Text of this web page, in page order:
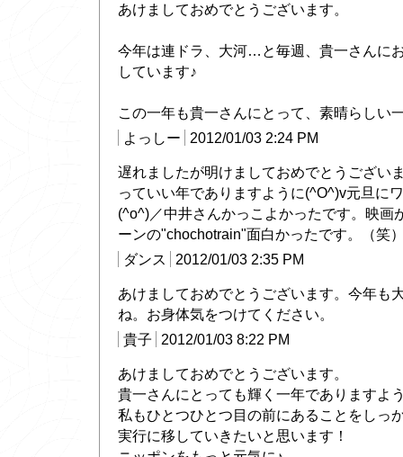
あけましておめでとうございます。
今年は連ドラ、大河…と毎週、貴一さんに
しています♪
この一年も貴一さんにとって、素晴らしい
よっしー
2012/01/03 2:24 PM
遅れましたが明けましておめでとうござい
っていい年でありますように(^O^)v元旦に
(^o^)／中井さんかっこよかったです。映画
ーンの"chochotrain"面白かったです。（笑
ダンス
2012/01/03 2:35 PM
あけましておめでとうございます。今年も
ね。お身体気をつけてください。
貴子
2012/01/03 8:22 PM
あけましておめでとうございます。
貴一さんにとっても輝く一年でありますよ
私もひとつひとつ目の前にあることをしっ
実行に移していきたいと思います！